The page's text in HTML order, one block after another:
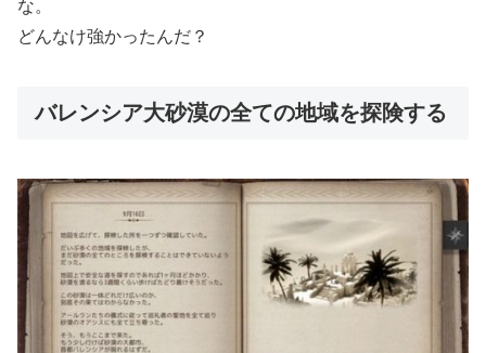
な。
どんなけ強かったんだ？
バレンシア大砂漠の全ての地域を探険する